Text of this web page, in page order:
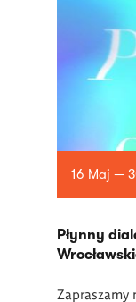
16 Maj —
Płynny
Zapraszamy